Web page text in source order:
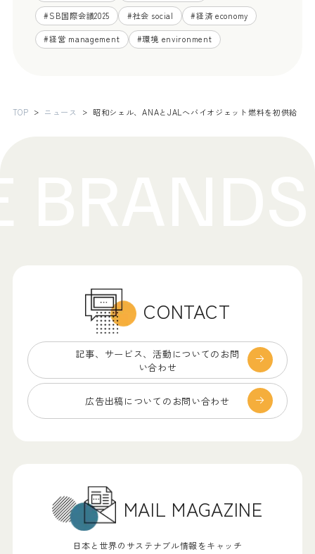
#SB国際会議2025 #社会 social #経済 economy
#経営 management #環境 environment
TOP ニュース 昭和シェル、ANAとJALへバイオジェット燃料を初供給
CONTACT
記事、サービス、 活動についてのお問
い合わせ
広告出稿についての お問い合わせ
MAIL MAGAZINE
日本と世界のサステナブル情報をキャッチ